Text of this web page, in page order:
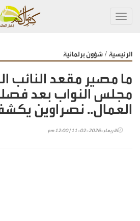
الرئيسية / شؤون برلمانية
ما مصير مقعد النائب
مجلس النواب بعد
العمال.. نصراوين
الأربعاء-2026-02-11 | 12:00 pm